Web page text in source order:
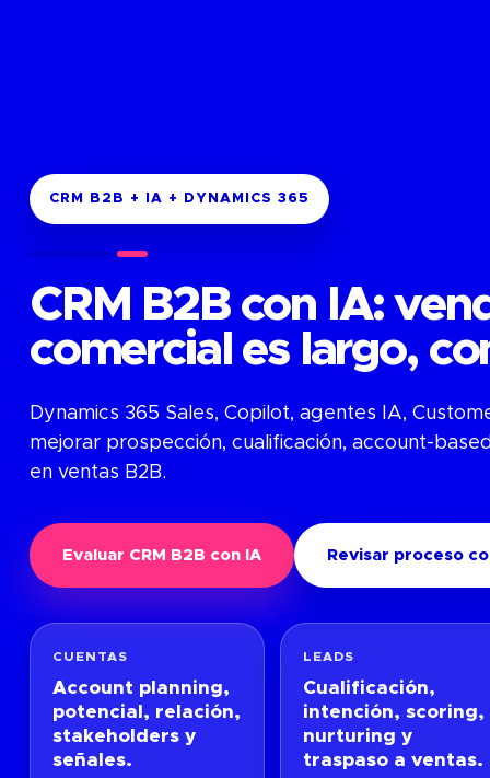
CRM B2B + IA + DYNAMICS 365
CRM B2B con IA:
comercial es largo,
Dynamics 365 Sales, Copilot, agentes IA,
mejorar prospección, cualificación, account-
en ventas B2B.
Evaluar CRM B2B con IA Revisar proceso
CUENTAS
Account planning,
potencial, relación,
stakeholders y
señales.
LEADS
Cualificación,
intención, scoring,
nurturing y
traspaso a ventas.